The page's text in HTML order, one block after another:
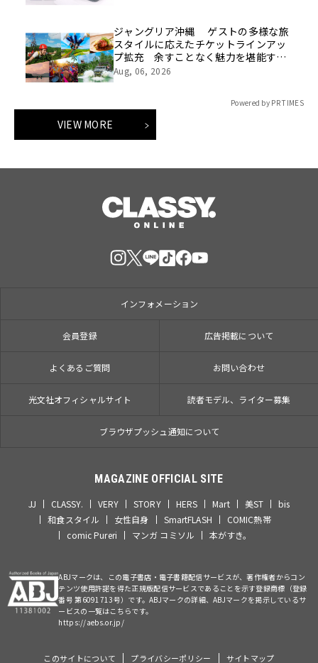
ジャングリア沖縄 ゲストの多様な旅
スタイルに応えたチケットラインアッ
プ拡充 余すことなく魅力を堪能する
「ロイヤルチケット」新登場
Aug, 06, 2026
Powered by PR TIMES
VIEW MORE
インフォメーション
会員登録 広告掲載について
よくあるご質問 お問い合わせ
光文社オフィシャルサイト 読者モデル、ライター募集
ブラウザプッシュ通知について
MAGAZINE OFFICIAL SITE
JJ CLASSY. VERY STORY HERS Mart 美ST
bis
和食スタイル
女性自身 SmartFLASH
COMIC熱帯
comic Pureri
マンガ コミソル 本がすき。
ABJマークは、この電子書店・電子書籍配信サービスが、著作権者からコン
テンツ使用許諾を得た正規版配信サービスであることを示す登録商標（登録
番号 第6091713号）です。ABJマークの詳細、ABJマークを掲示しているサ
ービスの一覧はこちらです。
https://aebs.or.jp/
このサイトについて プライバシーポリシー サイトマップ